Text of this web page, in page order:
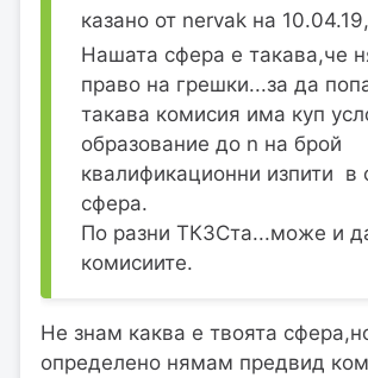
казано от nervak на
Нашата сфера е такава,че
право на грешки...за да
такава комисия има куп
образование до n на брой
квалификационни изпити в
сфера.
По разни ТКЗСта...може и
комисиите.
Не знам каква е твоята
определено нямам предвид